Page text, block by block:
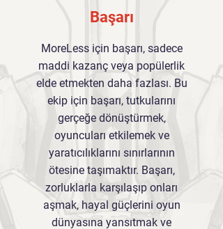
Başarı
MoreLess için başarı, sadece
maddi kazanç veya popülerlik
elde etmekten daha fazlası. Bu
ekip için başarı, tutkularını
gerçeğe dönüştürmek,
oyuncuları etkilemek ve
yaratıcılıklarını sınırlarının
ötesine taşımaktır. Başarı,
zorluklarla karşılaşıp onları
aşmak, hayal güçlerini oyun
dünyasına yansıtmak ve